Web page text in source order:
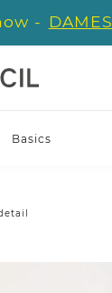
- DAMES
Basics